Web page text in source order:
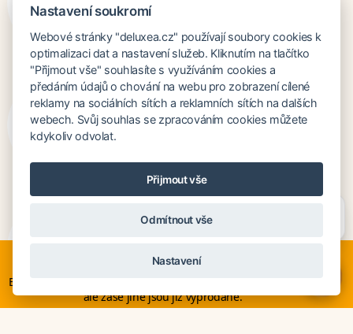
+420 724 065 774
Praha
Ing. Jindřiška Kubíčková
Bratislava
katarina@deluxea.sk
neřešíte na poslední chvíli. Smartwings i Austrian lety po
Evropě neruší. Mnohé hotely v Evropě stále nabízí akční ceny,
ale zase jiné jsou již vyprodané.
×
Nastavení soukromí
Webové stránky "deluxea.cz" používají soubory cookies k
optimalizaci dat a nastavení služeb. Kliknutím na tlačítko
"Přijmout vše" souhlasíte s využíváním cookies a
předáním údajů o chování na webu pro zobrazení cílené
reklamy na sociálních sítích a reklamních sítích na dalších
webech. Svůj souhlas se zpracováním cookies můžete
kdykoliv odvolat.
Přijmout vše
Odmítnout vše
Nastavení
Chettyho.